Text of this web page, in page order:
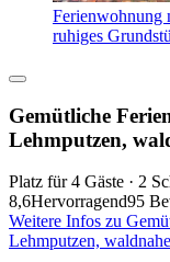
Ferienwohnung
ruhiges
Gemütliche
Lehmputzen,
Platz für 4 Gäste · 2
8,6Hervorragend95
Weitere Infos zu
Lehmputzen,